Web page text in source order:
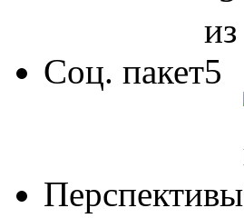
Соц. пакет
Перспективы